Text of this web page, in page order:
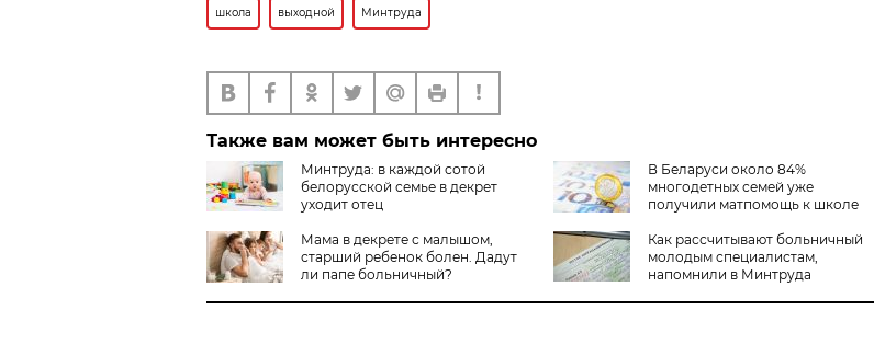
школа выходной Минтруда
Также вам может быть интересно
Минтруда: в каждой сотой
белорусской семье в декрет
уходит отец
В Беларуси около 84%
многодетных семей уже
получили матпомощь к школе
Мама в декрете с малышом,
старший ребенок болен. Дадут
ли папе больничный?
Как рассчитывают больничный
молодым специалистам,
напомнили в Минтруда